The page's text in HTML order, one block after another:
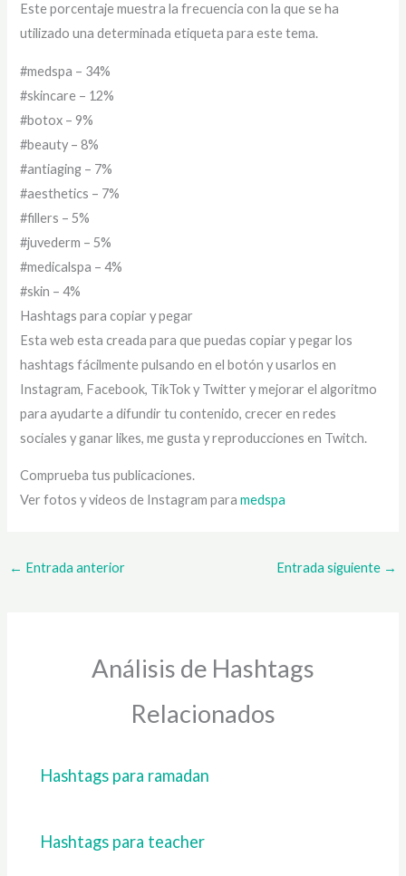
Este porcentaje muestra la frecuencia con la que se ha
utilizado una determinada etiqueta para este tema.
#medspa – 34%
#skincare – 12%
#botox – 9%
#beauty – 8%
#antiaging – 7%
#aesthetics – 7%
#fillers – 5%
#juvederm – 5%
#medicalspa – 4%
#skin – 4%
Hashtags para copiar y pegar
Esta web esta creada para que puedas copiar y pegar los
hashtags fácilmente pulsando en el botón y usarlos en
Instagram, Facebook, TikTok y Twitter y mejorar el algoritmo
para ayudarte a difundir tu contenido, crecer en redes
sociales y ganar likes, me gusta y reproducciones en Twitch.
Comprueba tus publicaciones.
Ver fotos y videos de Instagram paramedspa
← Entrada anterior Entrada siguiente →
Análisis de Hashtags
Relacionados
Hashtags para ramadan
Hashtags para teacher